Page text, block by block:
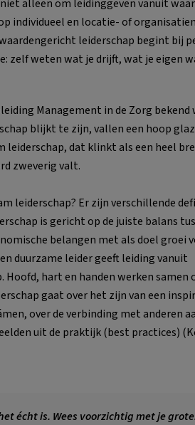
alleen om leidinggeven vanuit
individueel en locatie- of
leiderschap begint bij
zelf weten wat je drijft, wat je eigen
Management in de Zorg bekend
blijkt te zijn, vallen een hoop
leiderschap, dat klinkt als een heel
zweverig valt.
leiderschap? Er zijn verschillende
is gericht op de juiste balans
belangen met als doel groei
duurzame leider geeft leiding vanuit
hart en handen werken samen
gaat over het zijn van een
over de verbinding met anderen
uit de praktijk (best practices)
écht is. Wees voorzichtig met je